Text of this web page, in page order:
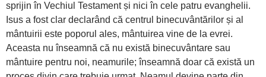
sprijin în Vechiul Testament și nici în cele patru evanghelii.
Isus a fost clar declarând că centrul binecuvântărilor și al
mântuirii este poporul ales, mântuirea vine de la evrei.
Aceasta nu înseamnă că nu există binecuvântare sau
mântuire pentru noi, neamurile; înseamnă doar că există un